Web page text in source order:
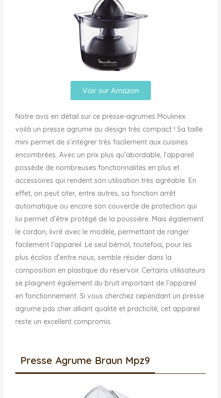
Voir sur Amazon
Notre avis en détail sur ce presse-agrumes Moulinex :
voilà un presse agrume au design très compact ! Sa taille
mini permet de s’intégrer très facilement aux cuisines
encombrées. Avec un prix plus qu’abordable, l’appareil
possède de nombreuses fonctionnalités en plus et
accessoires qui rendent son utilisation très agréable. En
effet, on peut citer, entre autres, sa fonction arrêt
automatique ou encore son couvercle de protection qui
lui permet d’être protégé de la poussière. Mais également
le cordon, livré avec le modèle, permettant de ranger
facilement l’appareil. Le seul bémol, toutefois, pour les
plus écolos d’entre nous, semble résider dans la
composition en plastique du réservoir. Certains utilisateurs
se plaignent également du bruit important de l’appareil
en fonctionnement. Si vous cherchez cependant un presse
agrume pas cher alliant qualité et practicité, cet appareil
reste un excellent compromis.
Presse Agrume Braun Mpz9